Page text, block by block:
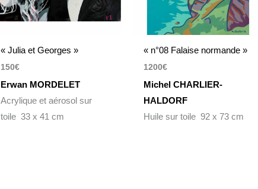
« Julia et Georges »
150€
Erwan MORDELET
Acrylique et aérosol sur
toile 33 x 41 cm
« n°08 Falaise normande »
1200€
Michel CHARLIER-
HALDORF
Huile sur toile 92 x 73 cm